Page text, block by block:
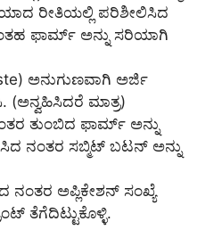
ರೀತಿಯಲ್ಲಿ ಪರಿಶೀಲಿಸಿದ
ಫಾರ್ಮ್ ಅನ್ನು ಸರಿಯಾಗಿ
ಅನುಗುಣವಾಗಿ ಅರ್ಜಿ
(ಅನ್ವಹಿಸಿದರೆ ಮಾತ್ರ)
ತುಂಬಿದ ಫಾರ್ಮ್ ಅನ್ನು
ನಂತರ ಸಬ್ಮಿಟ್ ಬಟನ್ ಅನ್ನು
ನಂತರ ಅಪ್ಲಿಕೇಶನ್ ಸಂಖ್ಯೆ
ತೆಗೆದಿಟ್ಟುಕೊಳ್ಳಿ.